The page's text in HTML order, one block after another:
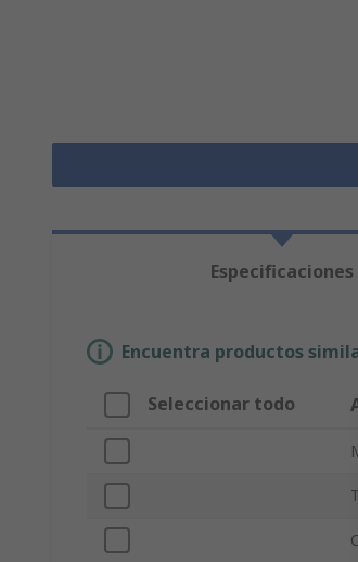
Especificaciones
Encuentra productos
Seleccionar todo